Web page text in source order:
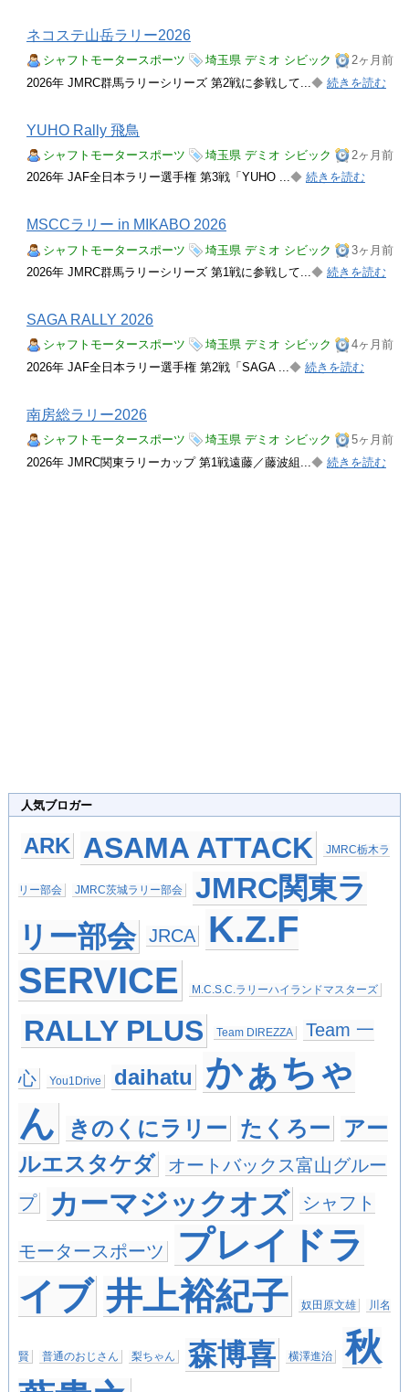
ネコステ山岳ラリー2026
シャフトモータースポーツ 埼玉県 デミオ シビック
2ヶ月前
2026年 JMRC群馬ラリーシリーズ 第2戦に参戦して... ◆ 続きを読む
YUHO Rally 飛鳥
シャフトモータースポーツ 埼玉県 デミオ シビック
2ヶ月前
2026年 JAF全日本ラリー選手権 第3戦「YUHO ...◆ 続きを読む
MSCCラリー in MIKABO 2026
シャフトモータースポーツ 埼玉県 デミオ シビック
3ヶ月前
2026年 JMRC群馬ラリーシリーズ 第1戦に参戦して...◆ 続きを読む
SAGA RALLY 2026
シャフトモータースポーツ 埼玉県 デミオ シビック
4ヶ月前
2026年 JAF全日本ラリー選手権 第2戦「SAGA ... ◆ 続きを読む
南房総ラリー2026
シャフトモータースポーツ 埼玉県 デミオ シビック
5ヶ月前
2026年 JMRC関東ラリーカップ 第1戦遠藤／藤波組... ◆ 続きを読む
人気ブロガー
ARK ASAMA ATTACK JMRC栃木ラ
リー部会 JMRC茨城ラリー部会
JMRC関東ラ
リー部会
JRCA
K.Z.F
SERVICE
M.C.S.C.ラリーハイランドマスターズ
RALLY PLUS Team DIREZZA Team 一
心 You1Drive daihatu
かぁちゃ
ん
きのくにラリー たくろー
アー
ルエスタケダ
オートバックス富山グルー
プ
カーマジックオズ シャフト
モータースポーツ
プレイドラ
イブ 井上裕紀子 奴田原文雄 川名
賢 普通のおじさん 梨ちゃん 森博喜 横澤進治
秋